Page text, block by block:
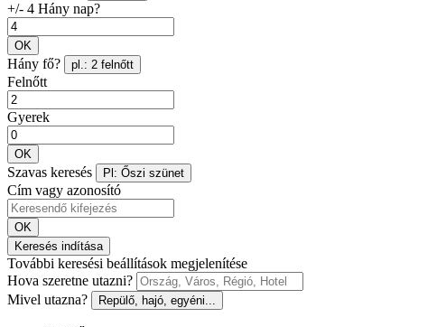
+/- 4 Hány nap?
OK
Hány fő? pl.: 2 felnőtt
Felnőtt
Gyerek
OK
Szavas keresés Pl: Őszi szünet
Cím vagy azonosító
OK
Keresés indítása
További keresési beállítások megjelenítése
Hova szeretne utazni?
Mivel utazna?
Repülő, hajó, egyéni...